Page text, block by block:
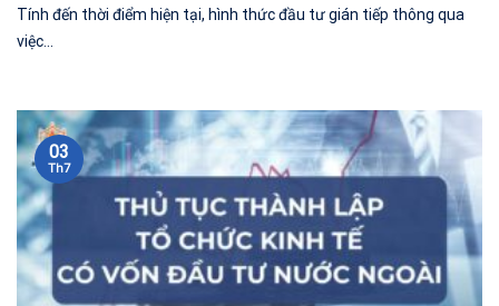
Tính đến thời điểm hiện tại, hình thức đầu tư gián tiếp thông qua
việc...
03
Th7